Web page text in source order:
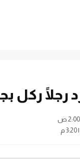
رجلًا ركل